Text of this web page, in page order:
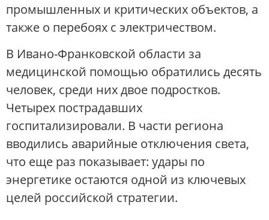
промышленных и критических объектов, а
также о перебоях с электричеством.
В Ивано-Франковской области за
медицинской помощью обратились десять
человек, среди них двое подростков.
Четырех пострадавших
госпитализировали. В части региона
вводились аварийные отключения света,
что еще раз показывает: удары по
энергетике остаются одной из ключевых
целей российской стратегии.